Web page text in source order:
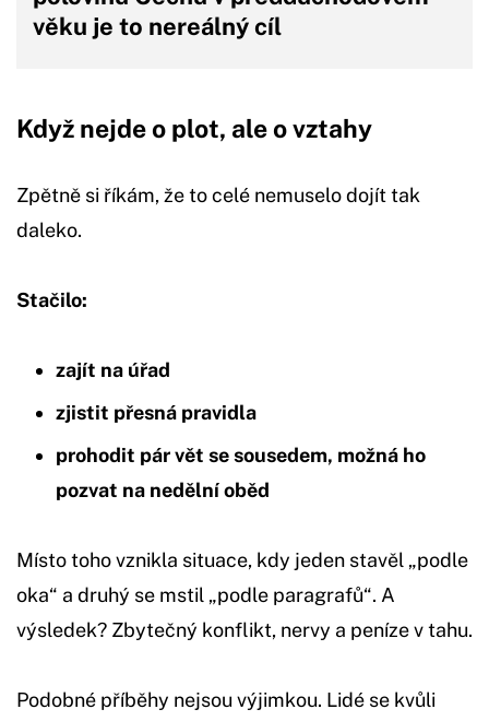
věku je to nereálný cíl
Když nejde o plot, ale o vztahy
Zpětně si říkám, že to celé nemuselo dojít tak
daleko.
Stačilo:
zajít na úřad
zjistit přesná pravidla
prohodit pár vět se sousedem, možná ho
pozvat na nedělní oběd
Místo toho vznikla situace, kdy jeden stavěl „podle
oka“ a druhý se mstil „podle paragrafů“. A
výsledek? Zbytečný konflikt, nervy a peníze v tahu.
Podobné příběhy nejsou výjimkou. Lidé se kvůli